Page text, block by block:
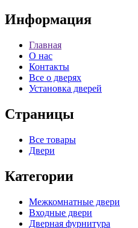
Информация
Главная
О нас
Контакты
Все о дверях
Установка дверей
Страницы
Все товары
Двери
Категории
Межкомнатные двери
Входные двери
Дверная фурнитура